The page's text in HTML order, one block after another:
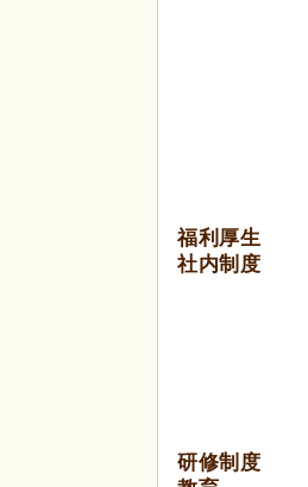
福利厚生
社内制度
研修制度